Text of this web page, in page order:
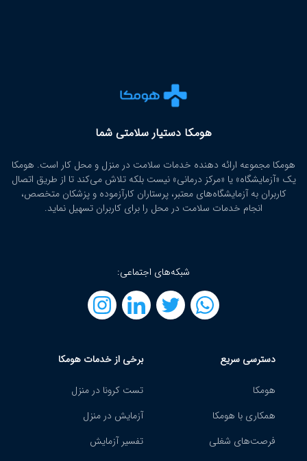
هومکا دستیار سلامتی شما
هومکا مجموعه ارائه‌ دهنده خدمات سلامت در منزل و محل کار است. هومکا
یک «آزمایشگاه» یا «مرکز درمانی» نیست بلکه تلاش می‌کند تا از طریق اتصال
کاربران به آزمایشگاه‌های معتبر، پرستاران کارآزموده و پزشکان متخصص،
انجام خدمات سلامت در محل را برای کاربران تسهیل نماید.
شبکه‌های اجتماعی:
دسترسی سریع
هومکا
همکاری با هومکا
فرصت‌های شغلی
برخی از خدمات هومکا
تست کرونا در منزل
آزمایش در منزل
تفسیر آزمایش